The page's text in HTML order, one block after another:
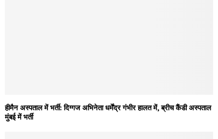
हीमैन अस्पताल में भर्ती: दिग्गज अभिनेता धर्मेंद्र गंभीर हालत में, ब्रीच कैंडी अस्पताल
मुंबई में भर्ती